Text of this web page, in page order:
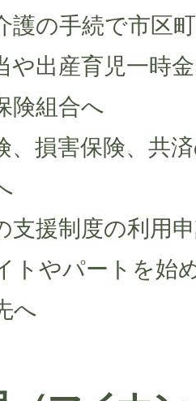
護の手続で市区
や出産育児一時
険組合へ
、損害保険、共
支援制度の利用
トやパートを始
へ